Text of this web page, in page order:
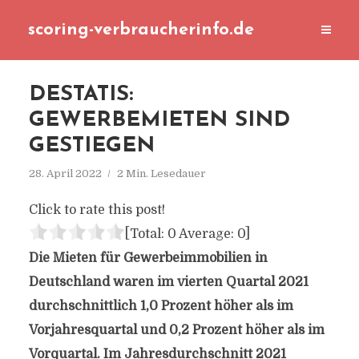
scoring-verbraucherinfo.de
DESTATIS:
GEWERBEMIETEN SIND
GESTIEGEN
28. April 2022 2 Min. Lesedauer
Click to rate this post!
[Total: 0 Average: 0]
Die Mieten für Gewerbeimmobilien in
Deutschland waren im vierten Quartal 2021
durchschnittlich 1,0 Prozent höher als im
Vorjahresquartal und 0,2 Prozent höher als im
Vorquartal. Im Jahresdurchschnitt 2021